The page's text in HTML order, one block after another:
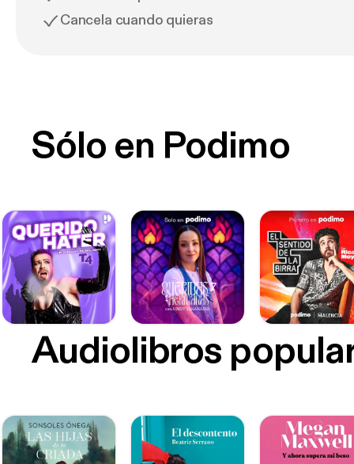
Cancela cuando quieras
Sólo en Podimo
Audiolibros